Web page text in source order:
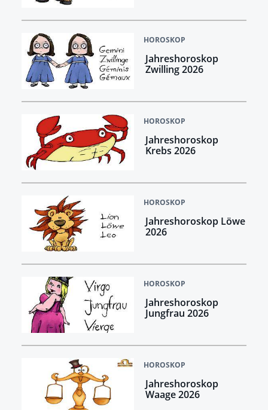
HOROSKOP
Jahreshoroskop
Zwilling 2026
HOROSKOP
Jahreshoroskop
Krebs 2026
HOROSKOP
Jahreshoroskop Löwe
2026
HOROSKOP
Jahreshoroskop
Jungfrau 2026
HOROSKOP
Jahreshoroskop
Waage 2026